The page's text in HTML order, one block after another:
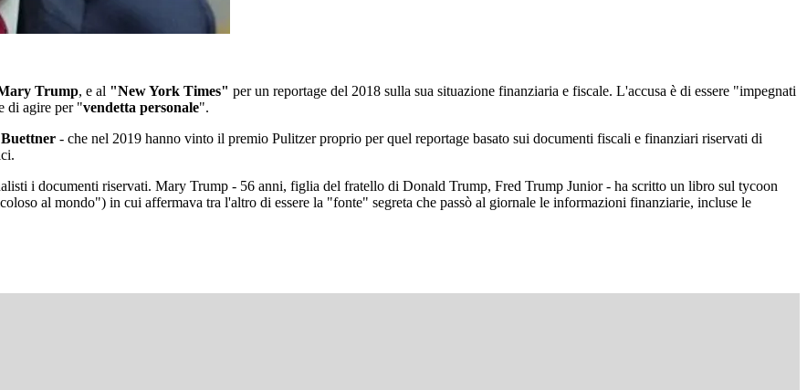
Trump, e al "New York Times" per un reportage del 2018 sulla sua situazione finanziaria e fiscale. L'accusa è di essere "impegnati
di agire per "vendetta personale".
- che nel 2019 hanno vinto il premio Pulitzer proprio per quel reportage basato sui documenti fiscali e finanziari riservati di
i documenti riservati. Mary Trump - 56 anni, figlia del fratello di Donald Trump, Fred Trump Junior - ha scritto un libro sul tycoon
al mondo") in cui affermava tra l'altro di essere la "fonte" segreta che passò al giornale le informazioni finanziarie, incluse le